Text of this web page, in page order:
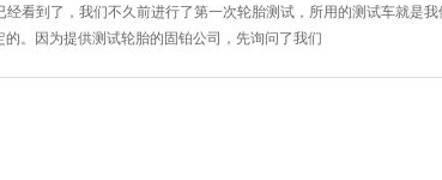
经看到了，我们不久前进行了第一次轮胎测试，所用的测试车就是我
。因为提供测试轮胎的固铂公司，先询问了我们